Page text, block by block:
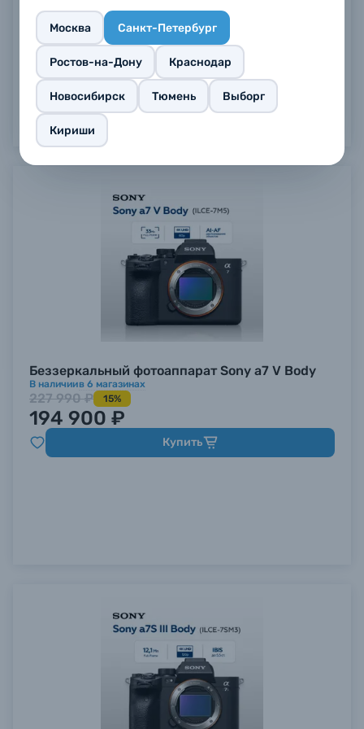
Москва Санкт-Петербург
Ростов-на-Дону Краснодар
Новосибирск Тюмень Выборг
Кириши
167 990 ₽
Купить
Беззеркальный фотоаппарат Sony a7 V Body
В наличиив 6 магазинах
227 990 ₽ 15%
194 900 ₽
Купить